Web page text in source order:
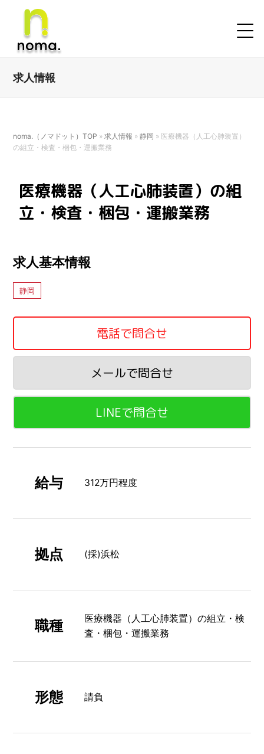
求人情報
noma.（ノマドット）TOP »求人情報 »静岡 » 医療機器（人工心肺装置）
の組立・検査・梱包・運搬業務
医療機器（人工心肺装置）の組
立・検査・梱包・運搬業務
求人基本情報
静岡
電話で問合せ
メールで問合せ
LINEで問合せ
給与 312万円程度
拠点 (採)浜松
職種
医療機器（人工心肺装置）の組立・検
査・梱包・運搬業務
形態 請負